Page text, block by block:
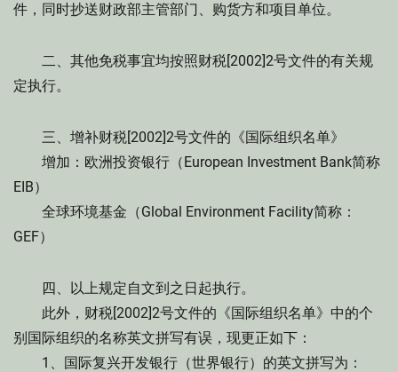
件，同时抄送财政部主管部门、购货方和项目单位。
二、其他免税事宜均按照财税[2002]2号文件的有关规
定执行。
三、增补财税[2002]2号文件的《国际组织名单》
增加：欧洲投资银行（European Investment Bank简称
EIB）
全球环境基金（Global Environment Facility简称：
GEF）
四、以上规定自文到之日起执行。
此外，财税[2002]2号文件的《国际组织名单》中的个
别国际组织的名称英文拼写有误，现更正如下：
1、国际复兴开发银行（世界银行）的英文拼写为：